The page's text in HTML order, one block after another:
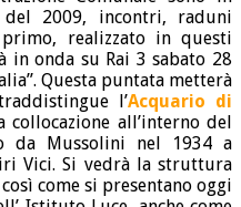
2009, incontri, raduni
realizzato in questi
in onda su Rai 3 sabato 28
Questa puntata metterà
l’Acquario di
collocazione all’interno del
da Mussolini nel 1934 a
Vici. Si vedrà la struttura
come si presentano oggi